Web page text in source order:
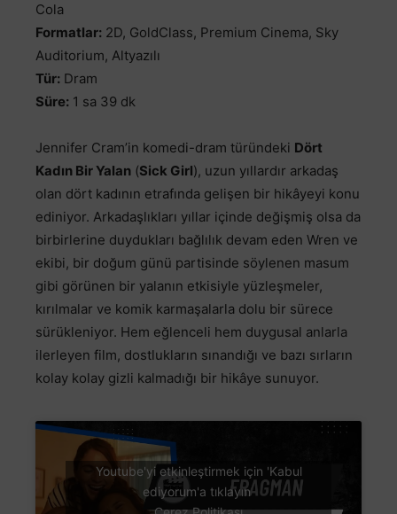
Cola
Formatlar: 2D, GoldClass, Premium Cinema, Sky
Auditorium, Altyazılı
Tür: Dram
Süre: 1 sa 39 dk
Jennifer Cram’in komedi-dram türündeki Dört
Kadın Bir Yalan (Sick Girl), uzun yıllardır arkadaş
olan dört kadının etrafında gelişen bir hikâyeyi konu
ediniyor. Arkadaşlıkları yıllar içinde değişmiş olsa da
birbirlerine duydukları bağlılık devam eden Wren ve
ekibi, bir doğum günü partisinde söylenen masum
gibi görünen bir yalanın etkisiyle yüzleşmeler,
kırılmalar ve komik karmaşalarla dolu bir sürece
sürükleniyor. Hem eğlenceli hem duygusal anlarla
ilerleyen film, dostlukların sınandığı ve bazı sırların
kolay kolay gizli kalmadığı bir hikâye sunuyor.
Youtube'yi etkinleştirmek için 'Kabul
ediyorum'a tıklayın